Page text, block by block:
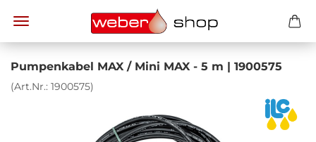
Pum­pen­ka­bel MAX / Mini MAX - 5 m | 1900575
(Art.Nr.: 1900575)